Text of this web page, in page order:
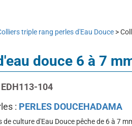
triple rang perles d'Eau Douce >
douce 6 à 7
EDH113-104
: PERLES DOUCEHADAMA
de culture d'Eau Douce pêche de 6 à 7